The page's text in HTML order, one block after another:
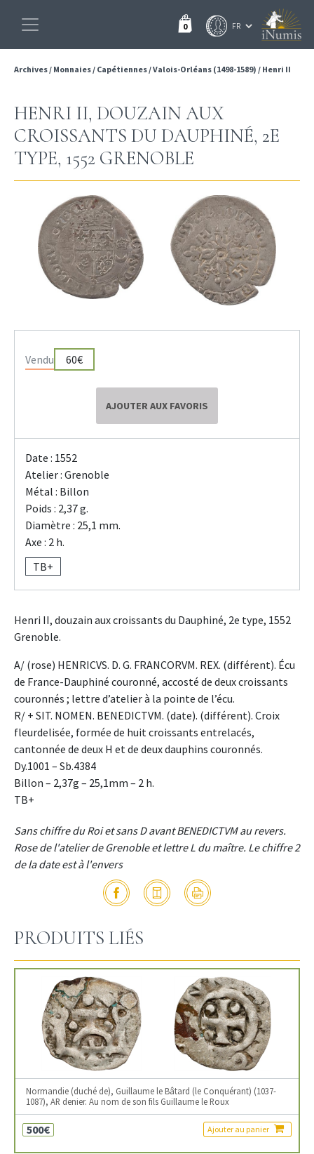
0
Archives/ Monnaies/ Capétiennes/Valois-Orléans (1498-1589) / Henri II
HENRI II, DOUZAIN AUX
CROISSANTS DU DAUPHINÉ, 2E
TYPE, 1552 GRENOBLE
Vendu 60€
AJOUTER AUX FAVORIS
Date : 1552
Atelier : Grenoble
Métal : Billon
Poids : 2,37 g.
Diamètre : 25,1 mm.
Axe : 2 h.
TB+
Henri II, douzain aux croissants du Dauphiné, 2e type, 1552
Grenoble.
A/ (rose) HENRICVS. D. G. FRANCORVM. REX. (différent). Écu
de France-Dauphiné couronné, accosté de deux croissants
couronnés ; lettre d’atelier à la pointe de l’écu.
R/ + SIT. NOMEN. BENEDICTVM. (date). (différent). Croix
fleurdelisée, formée de huit croissants entrelacés,
cantonnée de deux H et de deux dauphins couronnés.
Dy.1001 – Sb.4384
Billon – 2,37g – 25,1mm – 2 h.
TB+
Sans chiffre du Roi et sans D avant BENEDICTVM au revers.
Rose de l'atelier de Grenoble et lettre L du maître. Le chiffre 2
de la date est à l'envers
PRODUITS LIÉS
Normandie (duché de), Guillaume le Bâtard (le Conquérant) (1037-
1087), AR denier. Au nom de son fils Guillaume le Roux
500€ Ajouter au panier